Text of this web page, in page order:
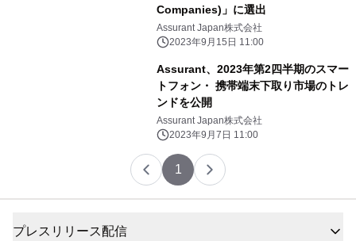
Companies)」に選出
Assurant Japan株式会社
2023年9月15日 11:00
Assurant、2023年第2四半期のスマー
トフォン・ 携帯端末下取り市場のトレ
ンドを公開
Assurant Japan株式会社
2023年9月7日 11:00
1
プレスリリース配信